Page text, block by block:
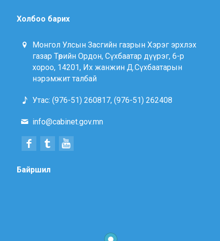
Холбоо барих
Монгол Улсын Засгийн газрын Хэрэг эрхлэх
газар Төрийн Ордон, Сүхбаатар дүүрэг, 6-р
хороо, 14201, Их жанжин Д.Сүхбаатарын
нэрэмжит талбай
Утас: (976-51) 260817, (976-51) 262408
info@cabinet.gov.mn
Байршил